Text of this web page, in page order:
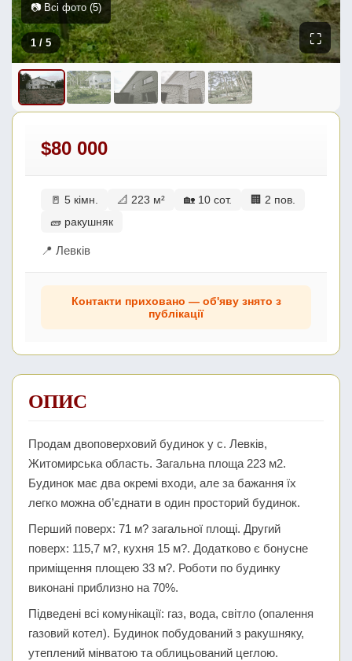
1 / 5 ⛶
📷 Всі фото (5)
$80 000
🚪 5 кімн. 📐 223 м² 🏡 10 сот.
🏢 2 пов.
🧱 ракушняк
📍 Левків
Контакти приховано — об'яву знято з
публікації
ОПИС
Продам двоповерховий будинок у с. Левків,
Житомирська область. Загальна площа 223 м2.
Будинок має два окремі входи, але за бажання їх
легко можна об’єднати в один просторий будинок.
Перший поверх: 71 м? загальної площі. Другий
поверх: 115,7 м?, кухня 15 м?. Додатково є бонусне
приміщення площею 33 м?. Роботи по будинку
виконані приблизно на 70%.
Підведені всі комунікації: газ, вода, світло (опалення
газовий котел). Будинок побудований з ракушняку,
утеплений мінватою та облицьований цеглою.